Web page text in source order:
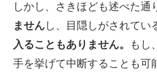
しかし、さきほども述べた通
ません し、目隠しがされてい
入ることもありません。
もし
手を挙げて中断することも可